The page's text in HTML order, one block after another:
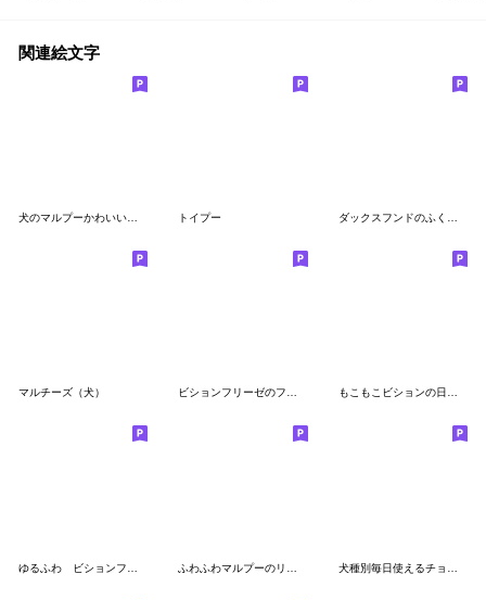
関連絵文字
トイプー
マルチーズ（犬） ビションフリーゼのフワフワ絵文字 もこもこビションの日常絵文字